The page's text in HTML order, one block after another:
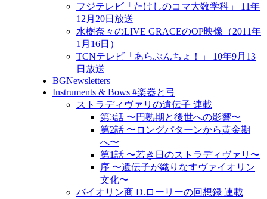
フジテレビ「たけしのコマ大数学科」 11年
12月20日放送
水樹奈々のLIVE GRACEのOP映像（2011年
1月16日）
TCNテレビ「あらぶんちょ！」 10年9月13
日放送
BGNewsletters
Instruments & Bows #楽器と弓
ストラディヴァリの遺伝子 連載
第3話 〜円熟期と後世への影響〜
第2話 〜ロングパターンから黄金期
へ〜
第1話 〜若き日のストラディヴァリ〜
序 〜遺伝子が織りなすヴァイオリン
文化〜
バイオリン商 D.ローリーの回想録 連載